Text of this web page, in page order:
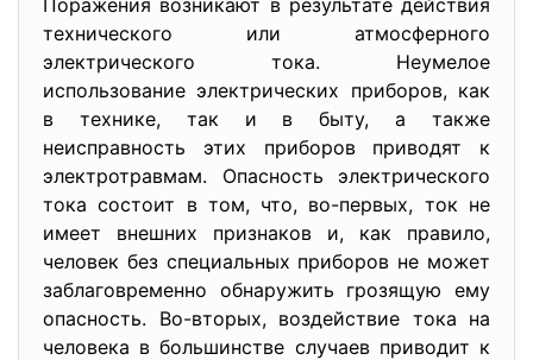
технического или атмосферного
электрического тока. Неумелое
использование электрических приборов, как
в технике, так и в быту, а также
неисправность этих приборов приводят к
электротравмам. Опасность электрического
тока состоит в том, что, во-первых, ток не
имеет внешних признаков и, как правило,
человек без специальных приборов не может
заблаговременно обнаружить грозящую ему
опасность. Во-вторых, воздействие тока на
человека в большинстве случаев приводит к